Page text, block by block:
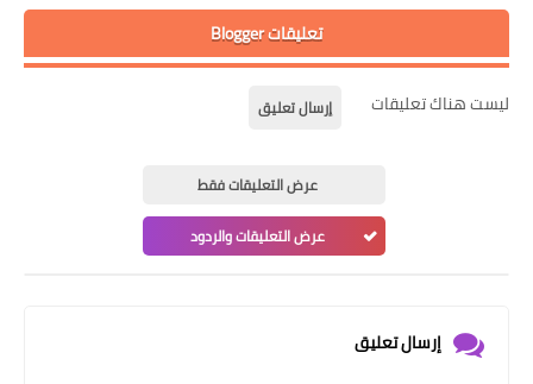
تعليقات Blogger
ليست هناك تعليقات إرسال تعليق
عرض التعليقات فقط
عرض التعليقات والردود
إرسال تعليق